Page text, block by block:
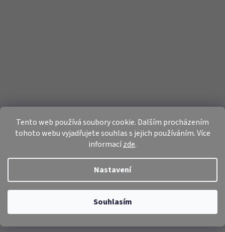
Tento web používá soubory cookie. Dalším procházením
tohoto webu vyjadřujete souhlas s jejich používáním. Více
informacízde.
Nastavení
Souhlasím